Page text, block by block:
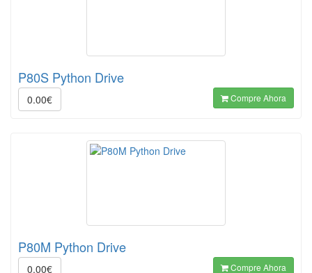
P80S Python Drive
0.00€ Compre Ahora
P80M Python Drive
0.00€ Compre Ahora